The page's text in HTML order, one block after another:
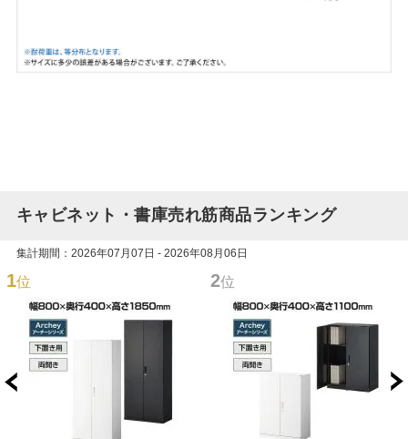
キャビネット・書庫売れ筋商品ランキング
集計期間：2026年07月07日 - 2026年08月06日
1位 2位